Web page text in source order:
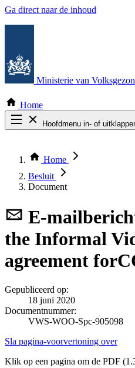
Ga direct naar de inhoud
Ministerie van
Home
Hoofdmenu in- of
Thema COVID-19
Bekijk per bestuursorgaan
Home
Besluit
Document
E-
the Informal
agreement
Gepubliceerd op:
18 juni 2020
Documentnummer:
VWS-WOO-Spc-905098
Sla pagina-voorvertoning over
Klik op een pagina om de PDF